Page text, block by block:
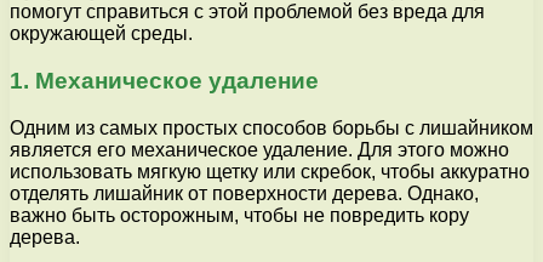
помогут справиться с этой проблемой без вреда для
окружающей среды.
1. Механическое удаление
Одним из самых простых способов борьбы с лишайником
является его механическое удаление. Для этого можно
использовать мягкую щетку или скребок, чтобы аккуратно
отделять лишайник от поверхности дерева. Однако,
важно быть осторожным, чтобы не повредить кору
дерева.